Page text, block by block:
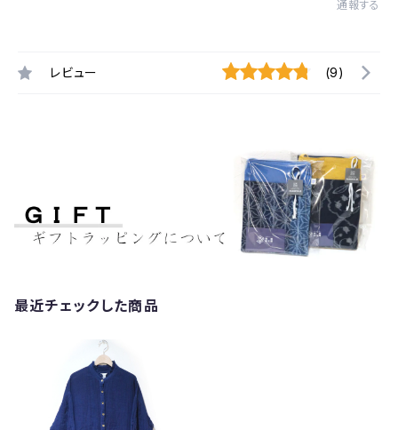
通報する
レビュー (9)
最近チェックした商品